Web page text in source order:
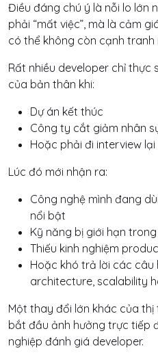
Điều đáng chú ý là nỗi lo lớn
phải “mất việc”, mà là cảm
có thể không còn cạnh tranh
Rất nhiều developer chỉ thực
của bản thân khi:
Dự án kết thúc
Công ty cắt giảm nhân
Hoặc phải đi interview
Lúc đó mới nhận ra:
Công nghệ mình đang
nổi bật
Kỹ năng bị giới hạn
Thiếu kinh nghiệm
Hoặc khó trả lời các câu
architecture, scalability
Một thay đổi lớn khác của thị
bắt đầu ảnh hưởng trực tiếp
nghiệp đánh giá developer.